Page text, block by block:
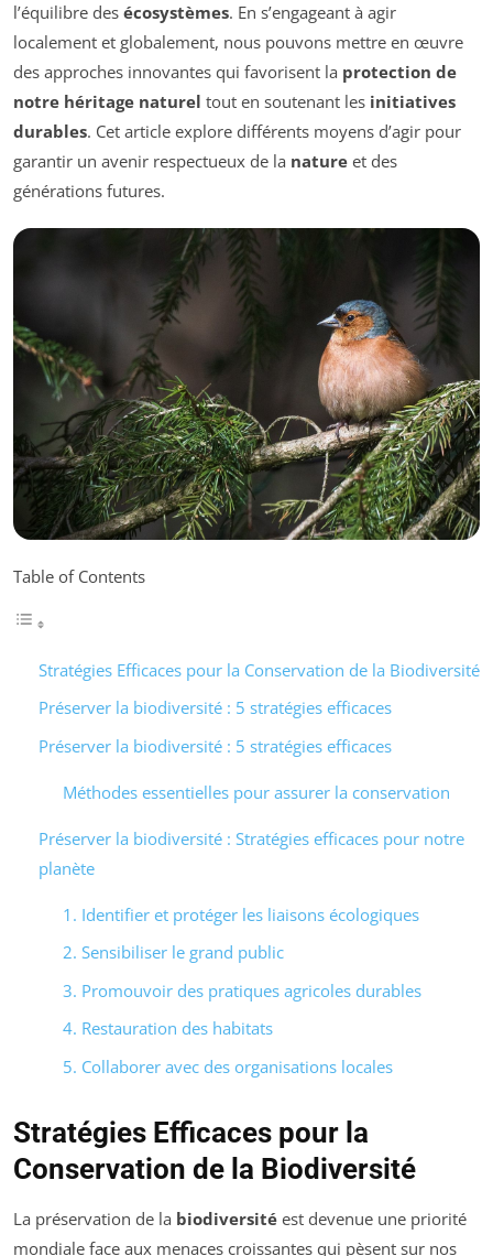
l’équilibre des écosystèmes. En s’engageant à agir
localement et globalement, nous pouvons mettre en œuvre
des approches innovantes qui favorisent la protection de
notre héritage naturel tout en soutenant les initiatives
durables. Cet article explore différents moyens d’agir pour
garantir un avenir respectueux de la nature et des
générations futures.
Table of Contents
Stratégies Efficaces pour la Conservation de la Biodiversité
Préserver la biodiversité : 5 stratégies efficaces
Préserver la biodiversité : 5 stratégies efficaces
Méthodes essentielles pour assurer la conservation
Préserver la biodiversité : Stratégies efficaces pour notre
planète
1. Identifier et protéger les liaisons écologiques
2. Sensibiliser le grand public
3. Promouvoir des pratiques agricoles durables
4. Restauration des habitats
5. Collaborer avec des organisations locales
Stratégies Efficaces pour la
Conservation de la Biodiversité
La préservation de la biodiversité est devenue une priorité
mondiale face aux menaces croissantes qui pèsent sur nos